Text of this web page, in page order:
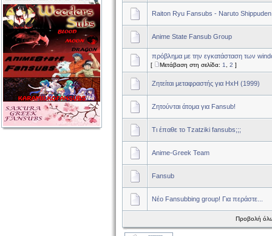
Raiton Ryu Fansubs - Naruto Shippuden
Anime State Fansub Group
πρόβλημα με την εγκατάσταση των
[ Μετάβαση στη σελίδα: 1 2 ]
Ζητείται μεταφραστής για HxH (1999)
Ζητούνται άτομα για Fansub!
Τι έπαθε το Tzatziki fansubs;;;
Anime-Greek Team
Fansub
Νέο Fansubbing group! Για περάστε...
Προβολή